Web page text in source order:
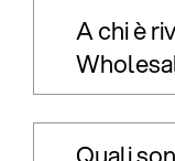
A chi è